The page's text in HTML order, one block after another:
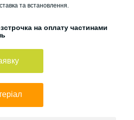
та встановлення.
на оплату частинами